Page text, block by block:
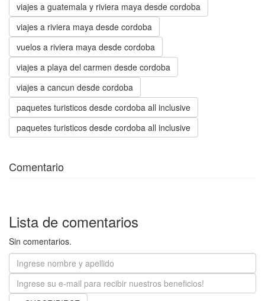
viajes a guatemala y riviera maya desde cordoba
viajes a riviera maya desde cordoba
vuelos a riviera maya desde cordoba
viajes a playa del carmen desde cordoba
viajes a cancun desde cordoba
paquetes turisticos desde cordoba all inclusive
paquetes turisticos desde cordoba all inclusive
Comentario
Lista de comentarios
Sin comentarios.